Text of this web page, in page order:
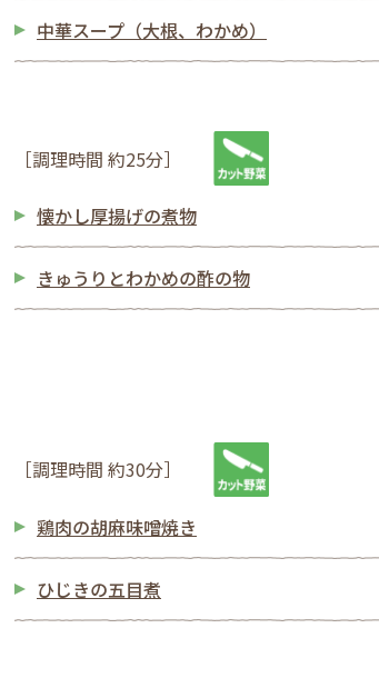
中華スープ（大根、わかめ）
［調理時間 約25分］
懐かし厚揚げの煮物
きゅうりとわかめの酢の物
［調理時間 約30分］
鶏肉の胡麻味噌焼き
ひじきの五目煮